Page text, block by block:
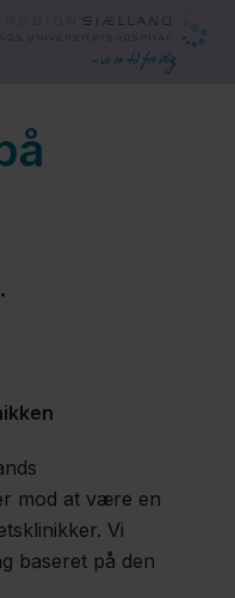
mod at være en
Vi
baseret på den